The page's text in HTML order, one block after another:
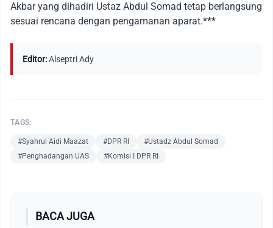
Akbar yang dihadiri Ustaz Abdul Somad tetap berlangsung
sesuai rencana dengan pengamanan aparat.***
Editor:Alseptri Ady
TAGS:
#Syahrul Aidi Maazat #DPR RI
#Ustadz Abdul Somad
#Penghadangan UAS
#Komisi I DPR RI
BACA JUGA